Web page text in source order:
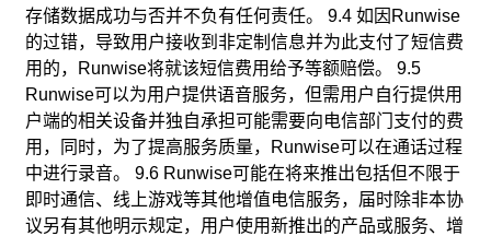
存储数据成功与否并不负有任何责任。 9.4 如因Runwise
的过错，导致用户接收到非定制信息并为此支付了短信费
用的，Runwise将就该短信费用给予等额赔偿。 9.5
Runwise可以为用户提供语音服务，但需用户自行提供用
户端的相关设备并独自承担可能需要向电信部门支付的费
用，同时，为了提高服务质量，Runwise可以在通话过程
中进行录音。 9.6 Runwise可能在将来推出包括但不限于
即时通信、线上游戏等其他增值电信服务，届时除非本协
议另有其他明示规定，用户使用新推出的产品或服务、增